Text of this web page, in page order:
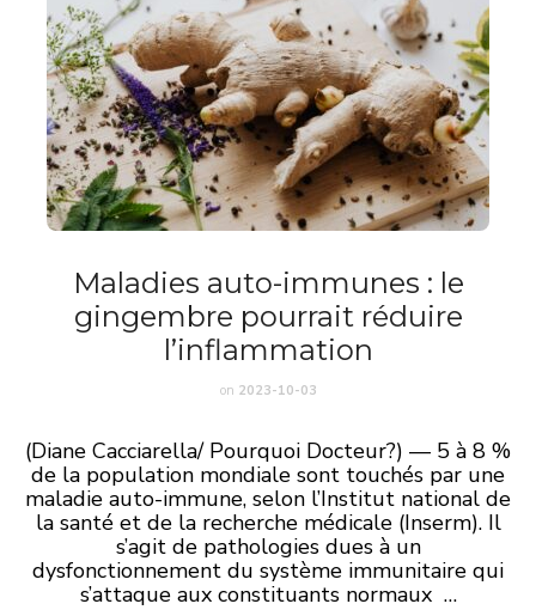
Maladies auto-immunes : le
gingembre pourrait réduire
l’inflammation
on 2023-10-03
(Diane Cacciarella/ Pourquoi Docteur?) — 5 à 8 %
de la population mondiale sont touchés par une
maladie auto-immune, selon l’Institut national de
la santé et de la recherche médicale (Inserm). Il
s’agit de pathologies dues à un
dysfonctionnement du système immunitaire qui
s’attaque aux constituants normaux …